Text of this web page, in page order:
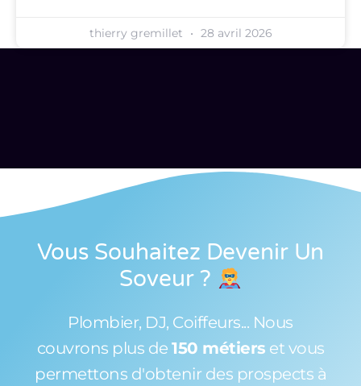
thierry gremillet 28 avril 2026
Vous Souhaitez Devenir Un
Soveur ?
Plombier, DJ, Coiffeurs... Nous
couvrons plus de 150 métiers et vous
permettons d'obtenir des prospects à